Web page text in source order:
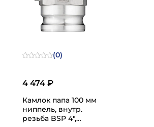
(0)
4 474 ₽
Камлок папа 100 мм
ниппель, внутр.
резьба BSP 4",